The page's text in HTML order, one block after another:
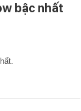
bậc nhất